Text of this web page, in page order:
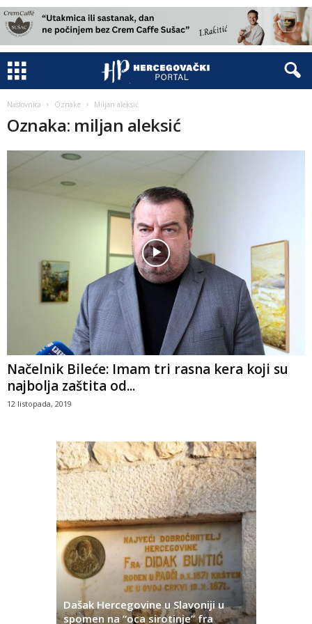
Naslovnica Oznake Miljan aleksić
Oznaka: miljan aleksić
Načelnik Bileće: Imam tri rasna kera koji su
najbolja zaštita od...
12 listopada, 2019
Dašak Hercegovine u Slavoniji u
spomen na “oca sirotinje” fra